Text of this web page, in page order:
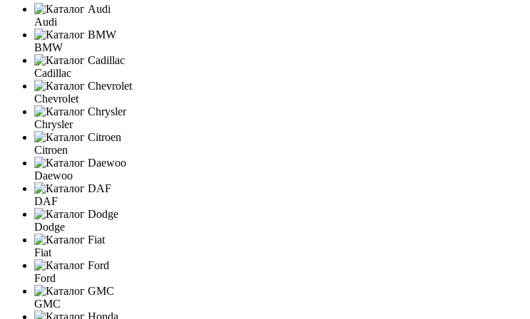
Audi
BMW
Cadillac
Chevrolet
Chrysler
Citroen
Daewoo
DAF
Dodge
Fiat
Ford
GMC